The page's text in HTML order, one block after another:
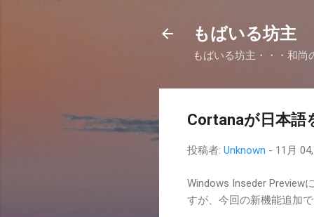
もばいる坊主
もばいる坊主・・・和尚
Cortanaが日本語
投稿者: Unknown - 11月
Windows Inseder Preview
すが、今回の新機能追加